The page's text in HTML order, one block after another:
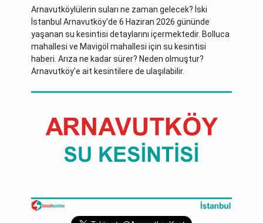
Arnavutköylülerin suları ne zaman gelecek? İski
İstanbul Arnavutköy'de 6 Haziran 2026 gününde
yaşanan su kesintisi detaylarını içermektedir. Bolluca
mahallesi ve Mavigöl mahallesi için su kesintisi
haberi. Arıza ne kadar sürer? Neden olmuştur?
Arnavutköy'e ait kesintilere de ulaşılabilir.